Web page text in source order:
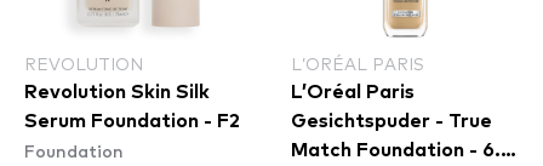
REVOLUTION
Revolution Skin Silk
Serum Foundation - F2
Foundation
L’ORÉAL PARIS
L’Oréal Paris
Gesichtspuder - True
Match Foundation - 6.N